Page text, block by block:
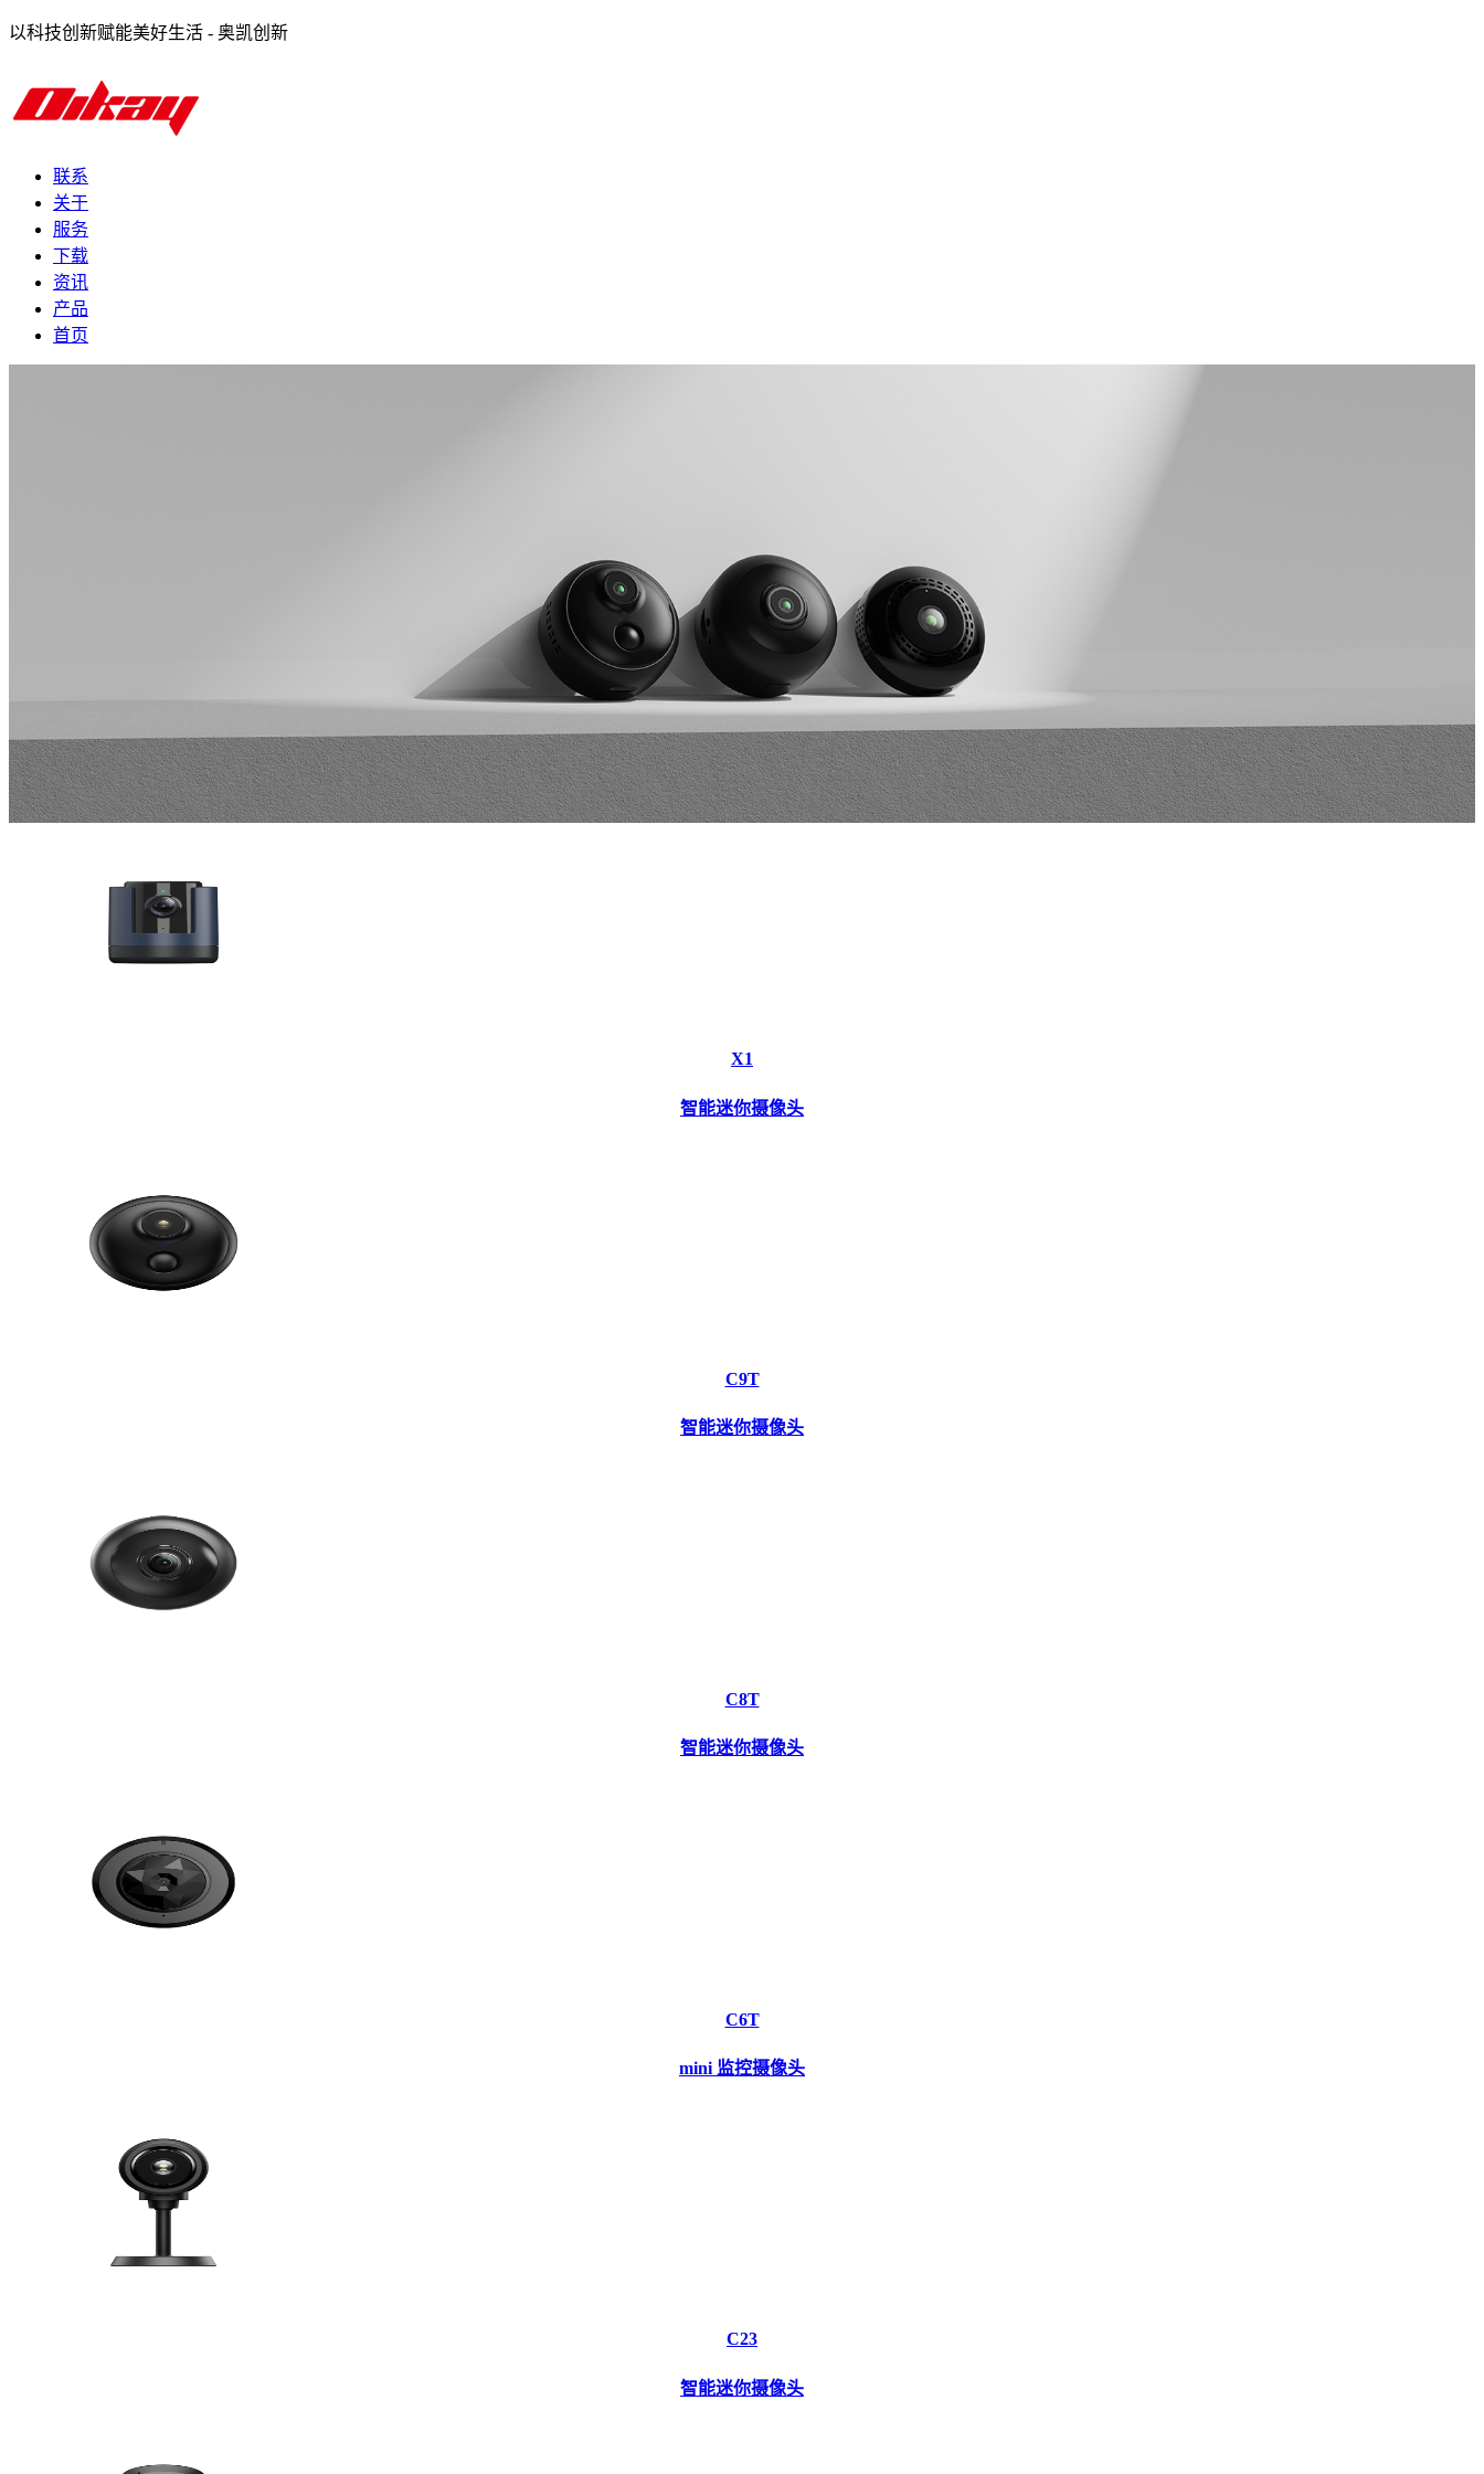
以科技创新赋能美好生活 - 奥凯创新
联系
关于
服务
下载
资讯
产品
首页
X1
智能迷你摄像头
C9T
智能迷你摄像头
C8T
智能迷你摄像头
C6T
mini 监控摄像头
C23
智能迷你摄像头